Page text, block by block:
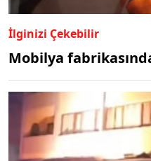
İlginizi Çekebilir
Mobilya